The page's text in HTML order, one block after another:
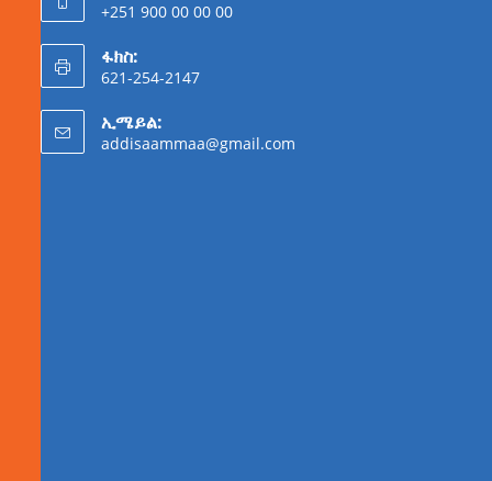
+251 900 00 00 00
ፋክስ:
621-254-2147
ኢሜይል:
addisaammaa@gmail.com